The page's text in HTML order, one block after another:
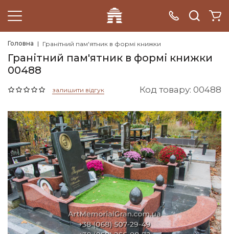
Головна Гранітний пам'ятник в формі книжки
Гранітний пам'ятник в формі книжки
00488
залишити відгук Код товару: 00488